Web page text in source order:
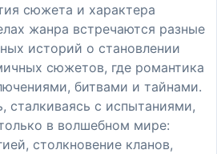
сюжета и характера
жанра встречаются разные
историй о становлении
сюжетов, где романтика
битвами и тайнами.
сталкиваясь с испытаниями,
в волшебном мире:
столкновение кланов,